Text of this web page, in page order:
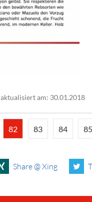
aktualisiert am: 30.01.2018
82 83 84 85
Share @ Xing